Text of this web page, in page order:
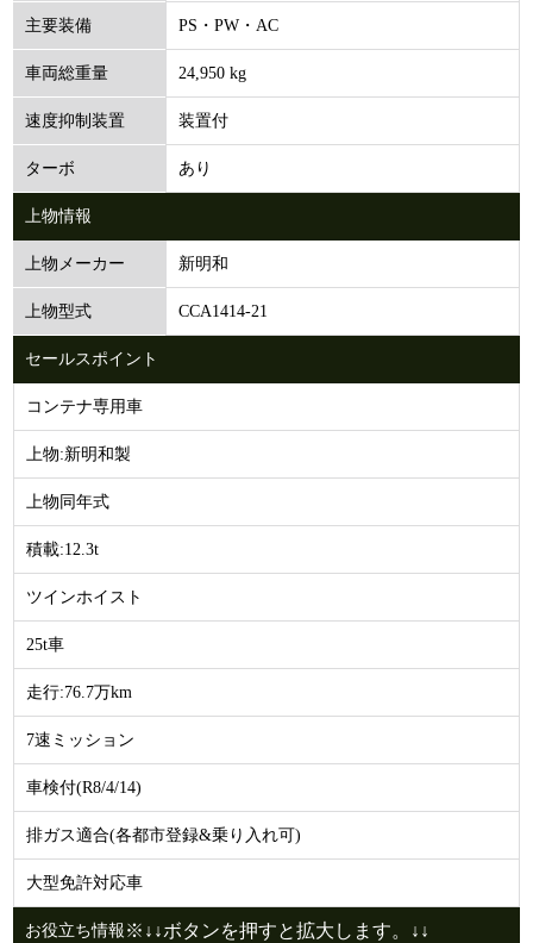
主要装備 PS・PW・AC
車両総重量 24,950 kg
速度抑制装置 装置付
ターボ あり
上物情報
上物メーカー 新明和
上物型式 CCA1414-21
セールスポイント
コンテナ専用車
上物:新明和製
上物同年式
積載:12.3t
ツインホイスト
25t車
走行:76.7万km
7速ミッション
車検付(R8/4/14)
排ガス適合(各都市登録&乗り入れ可)
大型免許対応車
お役立ち情報 ※↓↓ボタンを押すと拡大します。↓↓